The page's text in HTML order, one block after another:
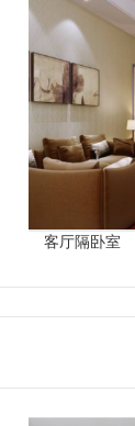
客厅隔卧室